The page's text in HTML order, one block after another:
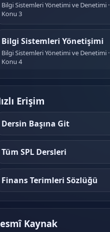
Bilgi Sistemleri Yönetimi ve Denetimi ·
Konu 3
Bilgi Sistemleri Yönetişimi
Bilgi Sistemleri Yönetimi ve Denetimi ·
Konu 4
Strateji Kavramı (Temel)
Bilgi Sistemleri Yönetimi ve Denetimi ·
Bilgi Sistemleri Stratejisi
Bilgi Sistemleri Yönetimi ve Denetimi ·
Konu 6
Strateji Geliştirme Süreci
Erişim
Dersin Başına Git
Tüm SPL Dersleri
Finans Terimleri Sözlüğü
Kaynak